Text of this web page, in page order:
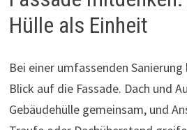
Hülle als Einheit
Bei einer umfassenden
Blick auf die Fassade. Dach und
Gebäudehülle gemeinsam, und